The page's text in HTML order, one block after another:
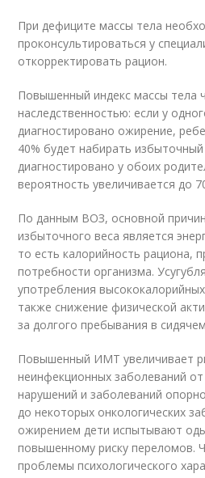
При дефиците массы тела
проконсультироваться у
откорректировать рацион.
Повышенный индекс массы тела
наследственностью: если у
диагностировано ожирение,
40% будет набирать
диагностировано у обоих
вероятность увеличивается до
По данным ВОЗ, основной
избыточного веса является
то есть калорийность рациона,
потребности организма.
употребления
также снижение физической
за долгого пребывания в
Повышенный ИМТ увеличивает
неинфекционных заболеваний
нарушений и заболеваний
до некоторых онкологических
ожирением дети испытывают
повышенному риску переломов.
проблемы психологического